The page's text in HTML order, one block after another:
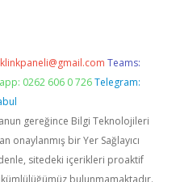
Teams:
0262 606 0 726 Telegram:
gereğince Bilgi Teknolojileri
onaylanmış bir Yer Sağlayıcı
sitedeki içerikleri proaktif
bulunmamaktadır.